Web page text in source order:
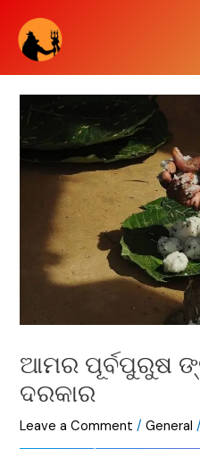
content
ଆମର ପୂର୍ବପୁରୁଷ
ଦରକାର
Leave a Comment /General